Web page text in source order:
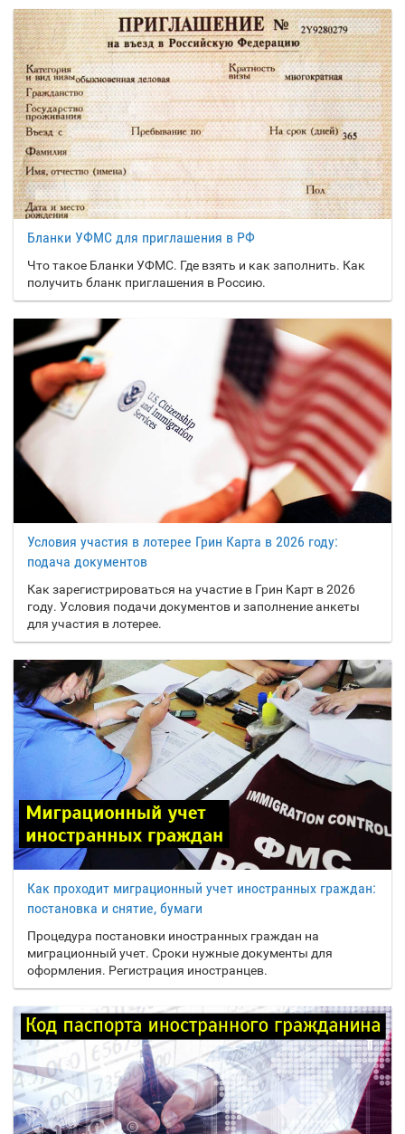
Бланки УФМС для приглашения в РФ
Что такое Бланки УФМС. Где взять и как заполнить. Как
получить бланк приглашения в Россию.
Условия участия в лотерее Грин Карта в 2026 году:
подача документов
Как зарегистрироваться на участие в Грин Карт в 2026
году. Условия подачи документов и заполнение анкеты
для участия в лотерее.
Как проходит миграционный учет иностранных граждан:
постановка и снятие, бумаги
Процедура постановки иностранных граждан на
миграционный учет. Сроки нужные документы для
оформления. Регистрация иностранцев.